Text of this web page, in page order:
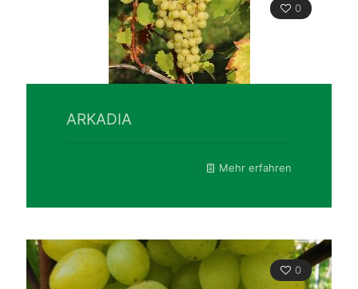
0
ARKADIA
Mehr erfahren
0